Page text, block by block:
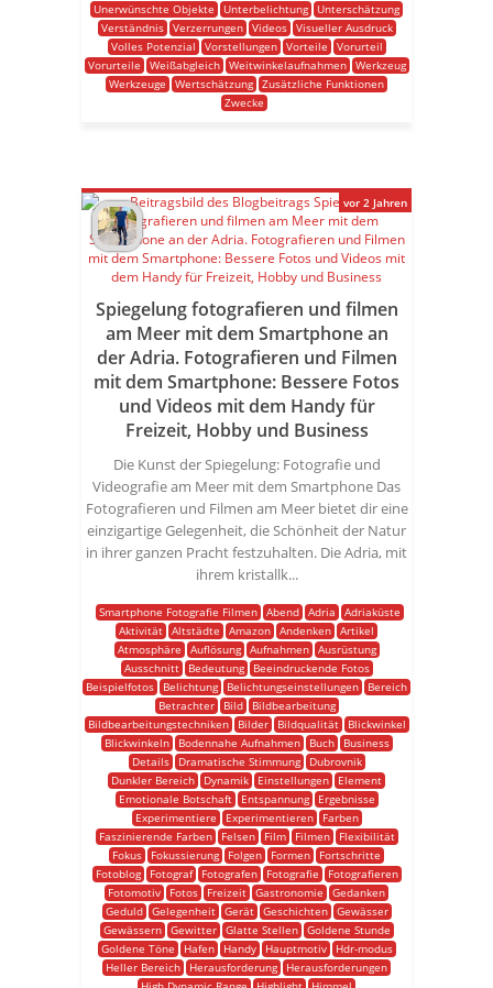
Unerwünschte Objekte
Unterbelichtung
Unterschätzung
Verständnis
Verzerrungen Videos
Visueller Ausdruck
Volles Potenzial
Vorstellungen Vorteile
Vorurteil
Vorurteile
Weißabgleich Weitwinkelaufnahmen
Werkzeug
Werkzeuge
Wertschätzung Zusätzliche Funktionen
Zwecke
Spiegelung fotografieren und filmen
am Meer mit dem Smartphone an
der Adria. Fotografieren und Filmen
mit dem Smartphone: Bessere Fotos
und Videos mit dem Handy für
Freizeit, Hobby und Business
Die Kunst der Spiegelung: Fotografie und
Videografie am Meer mit dem Smartphone Das
Fotografieren und Filmen am Meer bietet dir eine
einzigartige Gelegenheit, die Schönheit der Natur
in ihrer ganzen Pracht festzuhalten. Die Adria, mit
ihrem kristallk...
Smartphone Fotografie Filmen Abend Adria
Adriaküste
Aktivität Altstädte Amazon Andenken Artikel
Atmosphäre
Auflösung Aufnahmen
Ausrüstung
Ausschnitt
Bedeutung
Beeindruckende Fotos
Beispielfotos
Belichtung Belichtungseinstellungen
Bereich
Betrachter
Bild
Bildbearbeitung
Bildbearbeitungstechniken
Bilder Bildqualität
Blickwinkel
Blickwinkeln
Bodennahe Aufnahmen Buch
Business
Details
Dramatische Stimmung
Dubrovnik
Dunkler Bereich
Dynamik Einstellungen
Element
Emotionale Botschaft
Entspannung
Ergebnisse
Experimentiere
Experimentieren
Farben
Faszinierende Farben
Felsen Film Filmen
Flexibilität
Fokus
Fokussierung Folgen Formen
Fortschritte
Fotoblog
Fotograf Fotografen Fotografie
Fotografieren
Fotomotiv
Fotos Freizeit Gastronomie
Gedanken
Geduld
Gelegenheit Gerät Geschichten
Gewässer
Gewässern
Gewitter Glatte Stellen
Goldene Stunde
Goldene Töne
Hafen Handy Hauptmotiv
Hdr-modus
Heller Bereich
Herausforderung
Herausforderungen
vor 2 Jahren